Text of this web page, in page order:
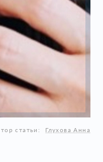
статьи: Глухова Анна